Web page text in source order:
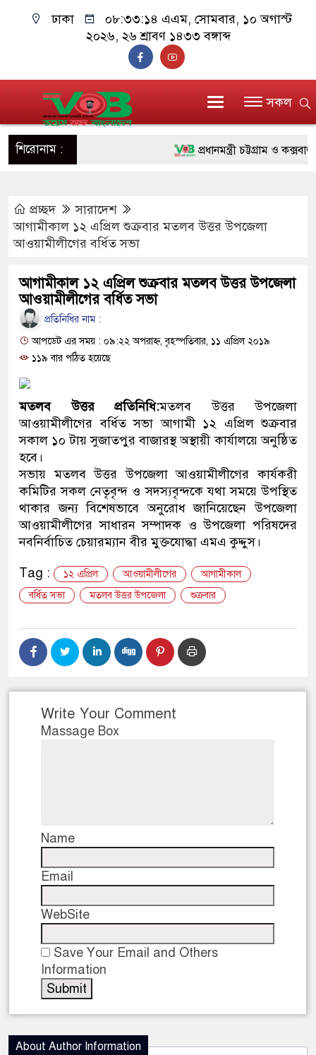
ঢাকা ০৮:৩৩:১৫ এএম, সোমবার, ১০ অগাস্ট
২০২৬, ২৬ শ্রাবণ ১৪৩৩ বঙ্গাব্দ
সকল
শিরোনাম : প্রধানমন্ত্রী চট্টগ্রাম ও
উদ্ধার
জনগণ পরিবর্তন চেয়েছে
প্রধানমন্ত্রী
মিরপুর মডেল থানার অভিযানে
মাদক কারবারি গ্রেফতার
২৮ লাখ টাকার জাল নোটসহ
থানা পুলিশ
যেকোনো সময় বেনজীরের
নেতৃত্ব ও গণতন্ত্রের মূর্তমান
প্রচ্ছদ
সারাদেশ
আগামীকাল ১২ এপ্রিল শুক্রবার মতলব উত্তর উপজেলা
আওয়ামীলীগের বর্ধিত সভা
আগামীকাল ১২ এপ্রিল শুক্রবার মতলব উত্তর উপজেলা
আওয়ামীলীগের বর্ধিত সভা
প্রতিনিধির নাম :
আপডেট এর সময় : ০৯:২২ অপরাহ্ন, বৃহস্পতিবার, ১১ এপ্রিল ২০১৯
১১৯ বার পঠিত হয়েছে
মতলব উত্তর প্রতিনিধি:মতলব উত্তর উপজেলা
আওয়ামীলীগের বর্ধিত সভা আগামী ১২ এপ্রিল শুক্রবার
সকাল ১০ টায় সুজাতপুর বাজারস্থ অস্থায়ী কার্যালয়ে অনুষ্ঠিত
হবে।
সভায় মতলব উত্তর উপজেলা আওয়ামীলীগের কার্যকরী
কমিটির সকল নেতৃবৃন্দ ও সদস্যবৃন্দকে যথা সময়ে উপস্থিত
থাকার জন্য বিশেষভাবে অনুরোধ জানিয়েছেন উপজেলা
আওয়ামীলীগের সাধারন সম্পাদক ও উপজেলা পরিষদের
নবনির্বাচিত চেয়ারম্যান বীর মুক্তযোদ্ধা এমএ কুদ্দুস।
Tag :
১২ এপ্রিল আওয়ামীলীগের
আগামীকাল
বর্ধিত সভা
মতলব উত্তর উপজেলা শুক্রবার
Write Your Comment
Massage Box
Name
Email
WebSite
Save Your Email and Others
Information
About Author Information